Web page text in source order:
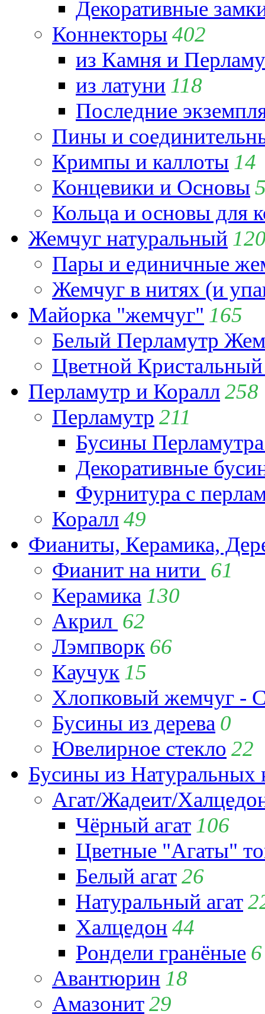
Декоративные
Коннекторы 402
из Камня и
из латуни 118
Последние
Пины и
Кримпы и каллоты 14
Концевики и Основы
Кольца и основы для
Жемчуг натуральный
Пары и единичные
Жемчуг в нитях (и
Майорка "жемчуг" 165
Белый Перламутр
Цветной
Перламутр и Коралл258
Перламутр 211
Бусины
Декоративные
Фурнитура с
Коралл49
Фианиты, Керамика,
Фианит на нити 61
Керамика 130
Акрил 62
Лэмпворк 66
Каучук 15
Хлопковый жемчуг -
Бусины из дерева 0
Ювелирное стекло 22
Бусины из Натуральных
Агат/Жадеит/
Чёрный агат 106
Цветные "Агаты"
Белый агат26
Натуральный агат
Халцедон 44
Рондели гранёные 6
Авантюрин 18
Амазонит29